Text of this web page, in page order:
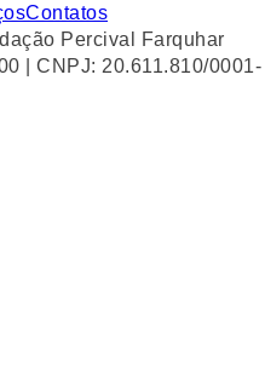
Contatos
Percival Farquhar
| CNPJ: 20.611.810/0001-